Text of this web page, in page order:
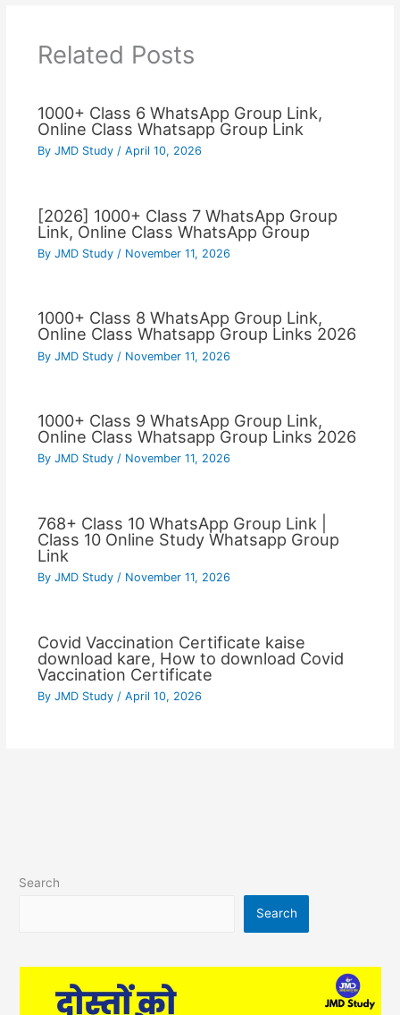
Related Posts
1000+ Class 6 WhatsApp Group Link,
Online Class Whatsapp Group Link
By JMD Study / April 10, 2026
[2026] 1000+ Class 7 WhatsApp Group
Link, Online Class WhatsApp Group
By JMD Study / November 11, 2026
1000+ Class 8 WhatsApp Group Link,
Online Class Whatsapp Group Links 2026
By JMD Study / November 11, 2026
1000+ Class 9 WhatsApp Group Link,
Online Class Whatsapp Group Links 2026
By JMD Study / November 11, 2026
768+ Class 10 WhatsApp Group Link |
Class 10 Online Study Whatsapp Group
Link
By JMD Study / November 11, 2026
Covid Vaccination Certificate kaise
download kare, How to download Covid
Vaccination Certificate
By JMD Study / April 10, 2026
Search
Search